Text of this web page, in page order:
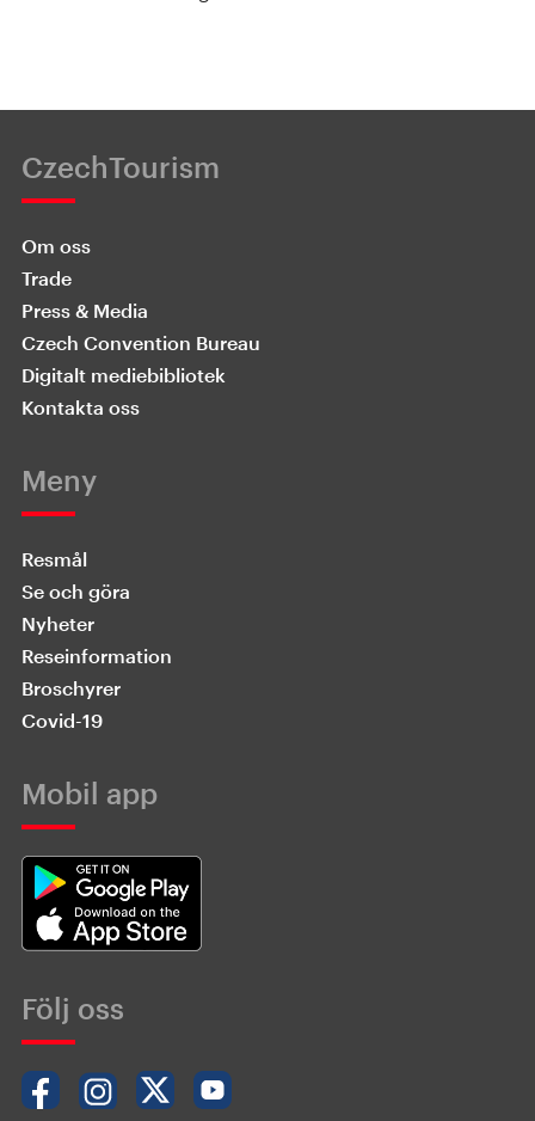
CzechTourism
Om oss
Trade
Press & Media
Czech Convention Bureau
Digitalt mediebibliotek
Kontakta oss
Meny
Resmål
Se och göra
Nyheter
Reseinformation
Broschyrer
Covid-19
Mobil app
Följ oss